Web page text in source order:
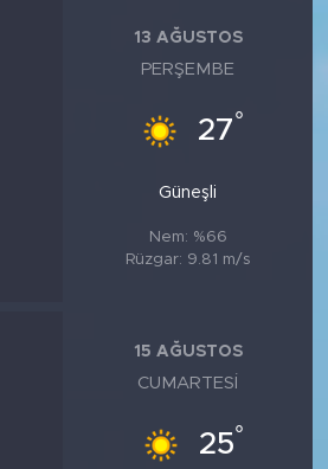
13 AĞUSTOS
PERŞEMBE
27°
Güneşli
Nem: %66
Rüzgar: 9.81 m/s
15 AĞUSTOS
CUMARTESI
25°